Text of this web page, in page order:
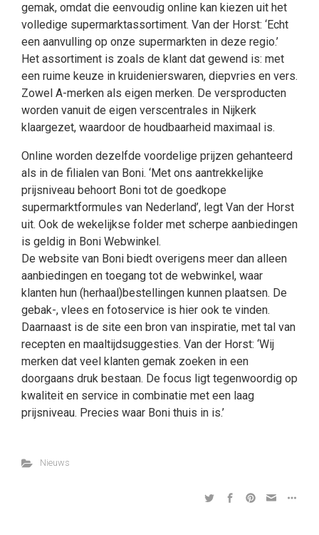
gemak, omdat die eenvoudig online kan kiezen uit het
volledige supermarktassortiment. Van der Horst: ‘Echt
een aanvulling op onze supermarkten in deze regio.’
Het assortiment is zoals de klant dat gewend is: met
een ruime keuze in kruidenierswaren, diepvries en vers.
Zowel A-merken als eigen merken. De versproducten
worden vanuit de eigen verscentrales in Nijkerk
klaargezet, waardoor de houdbaarheid maximaal is.
Online worden dezelfde voordelige prijzen gehanteerd
als in de filialen van Boni. ‘Met ons aantrekkelijke
prijsniveau behoort Boni tot de goedkope
supermarktformules van Nederland’, legt Van der Horst
uit. Ook de wekelijkse folder met scherpe aanbiedingen
is geldig in Boni Webwinkel.
De website van Boni biedt overigens meer dan alleen
aanbiedingen en toegang tot de webwinkel, waar
klanten hun (herhaal)bestellingen kunnen plaatsen. De
gebak-, vlees en fotoservice is hier ook te vinden.
Daarnaast is de site een bron van inspiratie, met tal van
recepten en maaltijdsuggesties. Van der Horst: ‘Wij
merken dat veel klanten gemak zoeken in een
doorgaans druk bestaan. De focus ligt tegenwoordig op
kwaliteit en service in combinatie met een laag
prijsniveau. Precies waar Boni thuis in is.’
Nieuws